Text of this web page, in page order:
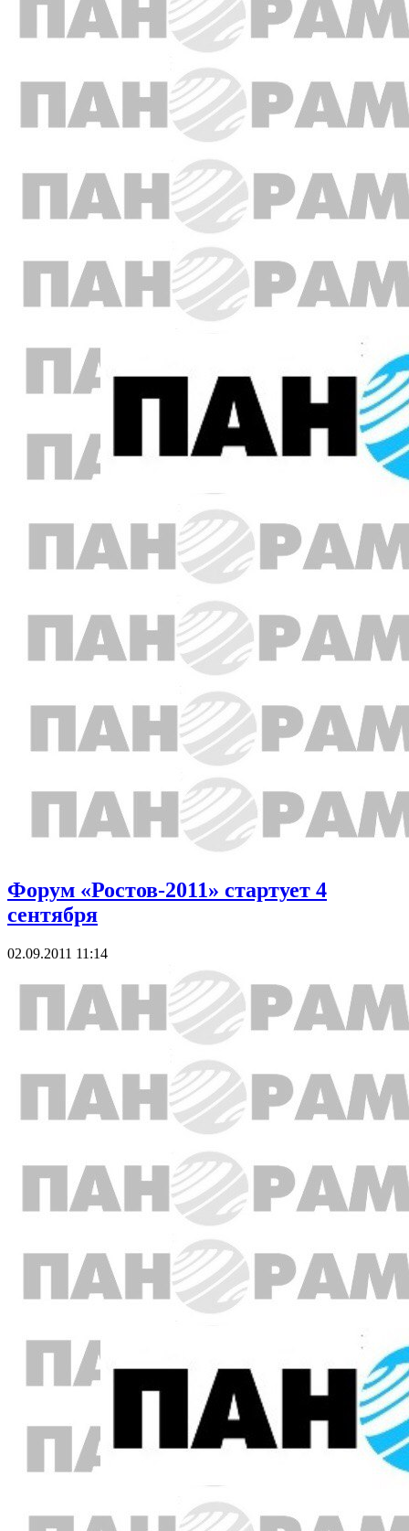
Форум «Ростов-2011» стартует 4
сентября
02.09.2011 11:14